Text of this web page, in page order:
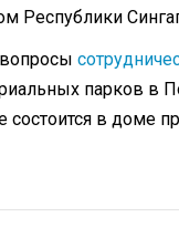
Республики
парков в
в доме